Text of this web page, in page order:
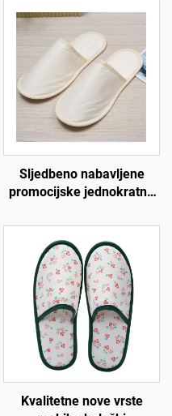
Sljedbeno nabavljene
promocijske jednokratne
papuče za hotele i
zrakoplovstvo za korisnike
hotela
Kvalitetne nove vrste